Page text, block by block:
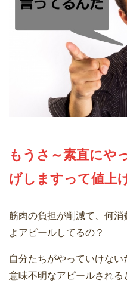
もうさ～素直にや
げしますって値上
筋肉の負担が削減て、何
よアピールしてるの？
自分たちがやっていけな
意味不明なアピールされる